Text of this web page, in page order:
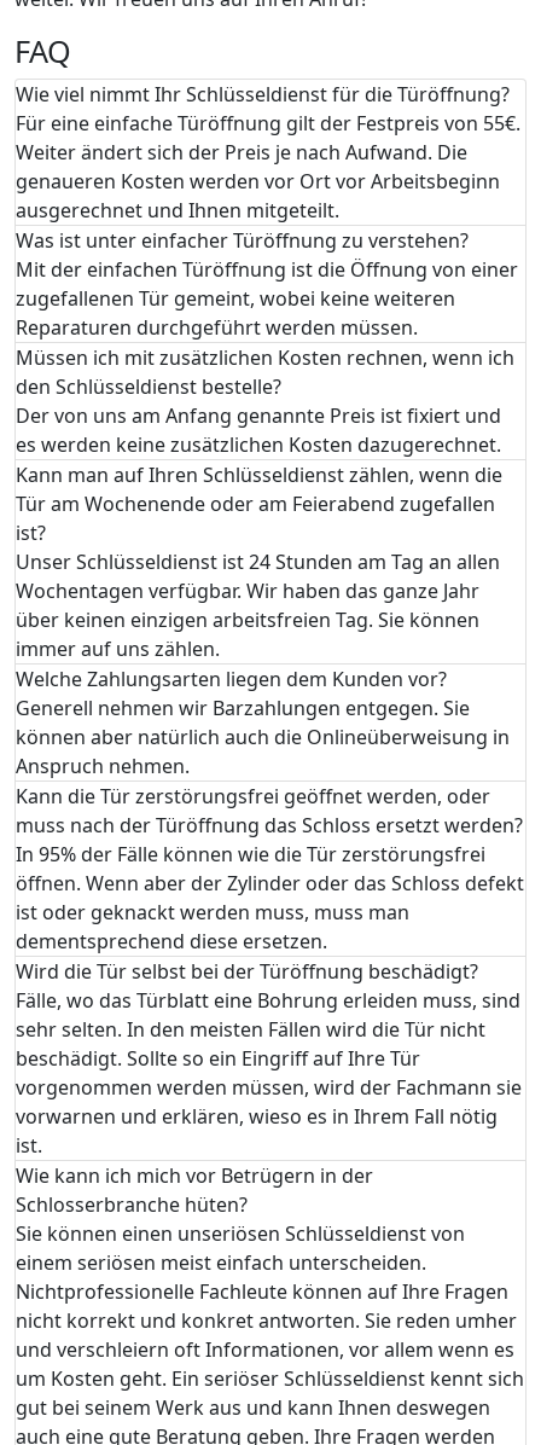
FAQ
Wie viel nimmt Ihr Schlüsseldienst für die Türöffnung?
Für eine einfache Türöffnung gilt der Festpreis von 55€.
Weiter ändert sich der Preis je nach Aufwand. Die
genaueren Kosten werden vor Ort vor Arbeitsbeginn
ausgerechnet und Ihnen mitgeteilt.
Was ist unter einfacher Türöffnung zu verstehen?
Mit der einfachen Türöffnung ist die Öffnung von einer
zugefallenen Tür gemeint, wobei keine weiteren
Reparaturen durchgeführt werden müssen.
Müssen ich mit zusätzlichen Kosten rechnen, wenn ich
den Schlüsseldienst bestelle?
Der von uns am Anfang genannte Preis ist fixiert und
es werden keine zusätzlichen Kosten dazugerechnet.
Kann man auf Ihren Schlüsseldienst zählen, wenn die
Tür am Wochenende oder am Feierabend zugefallen
ist?
Unser Schlüsseldienst ist 24 Stunden am Tag an allen
Wochentagen verfügbar. Wir haben das ganze Jahr
über keinen einzigen arbeitsfreien Tag. Sie können
immer auf uns zählen.
Welche Zahlungsarten liegen dem Kunden vor?
Generell nehmen wir Barzahlungen entgegen. Sie
können aber natürlich auch die Onlineüberweisung in
Anspruch nehmen.
Kann die Tür zerstörungsfrei geöffnet werden, oder
muss nach der Türöffnung das Schloss ersetzt werden?
In 95% der Fälle können wie die Tür zerstörungsfrei
öffnen. Wenn aber der Zylinder oder das Schloss defekt
ist oder geknackt werden muss, muss man
dementsprechend diese ersetzen.
Wird die Tür selbst bei der Türöffnung beschädigt?
Fälle, wo das Türblatt eine Bohrung erleiden muss, sind
sehr selten. In den meisten Fällen wird die Tür nicht
beschädigt. Sollte so ein Eingriff auf Ihre Tür
vorgenommen werden müssen, wird der Fachmann sie
vorwarnen und erklären, wieso es in Ihrem Fall nötig
ist.
Wie kann ich mich vor Betrügern in der
Schlosserbranche hüten?
Sie können einen unseriösen Schlüsseldienst von
einem seriösen meist einfach unterscheiden.
Nichtprofessionelle Fachleute können auf Ihre Fragen
nicht korrekt und konkret antworten. Sie reden umher
und verschleiern oft Informationen, vor allem wenn es
um Kosten geht. Ein seriöser Schlüsseldienst kennt sich
gut bei seinem Werk aus und kann Ihnen deswegen
auch eine gute Beratung geben. Ihre Fragen werden